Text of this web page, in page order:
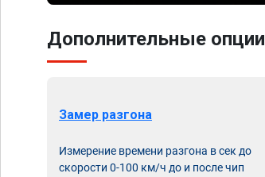
Дополнительные опции
Замер разгона
Измерение времени разгона в сек до
скорости 0-100 км/ч до и после чип